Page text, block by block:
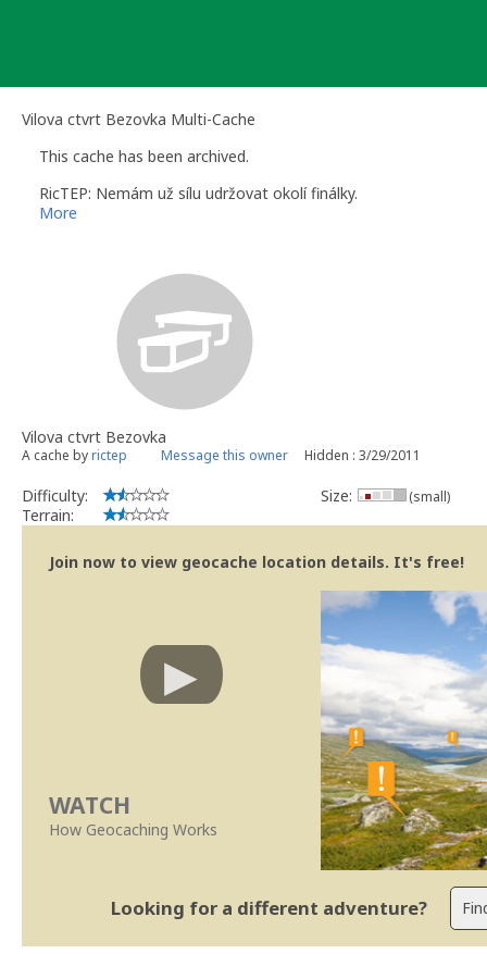
Vilova ctvrt Bezovka Multi-Cache
This cache has been archived.
RicTEP: Nemám už sílu udržovat okolí finálky.
More
Vilova ctvrt Bezovka
A cache byrictep Message this owner Hidden : 3/29/2011
Difficulty:
Terrain:
Size: (small)
Join now to view geocache location details. It's free!
WATCH
How Geocaching Works
Looking for a different adventure?